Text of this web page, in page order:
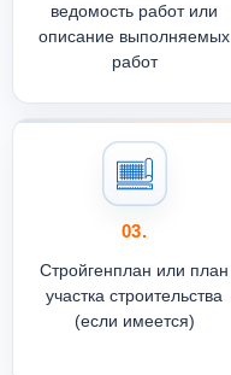
ведомость работ или
описание выполняемых
работ
03.
Стройгенплан или план
участка строительства
(если имеется)